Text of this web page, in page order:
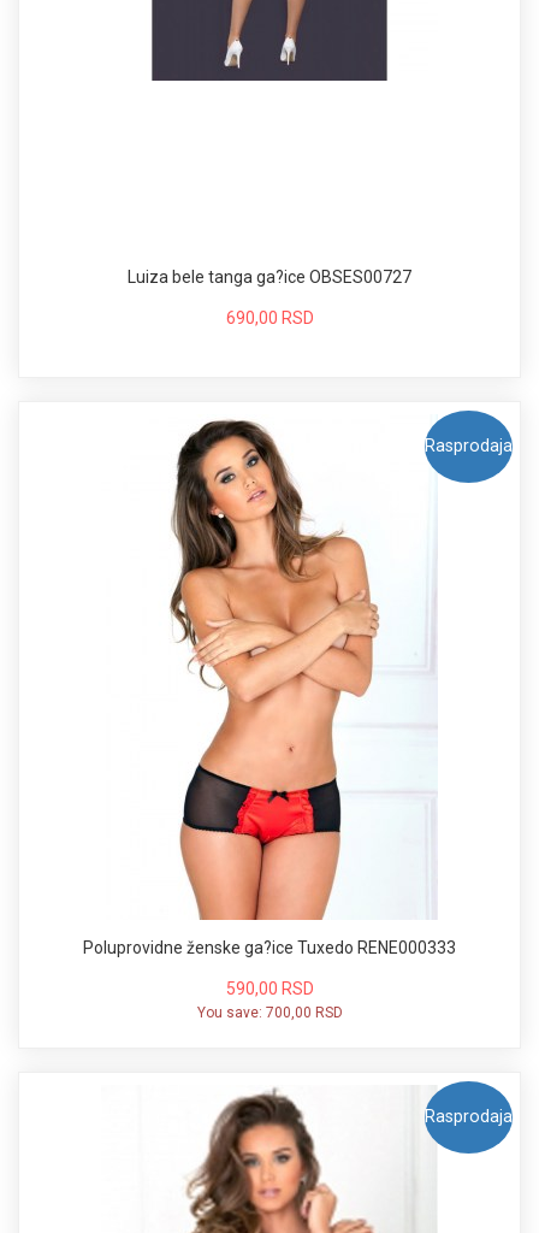
Luiza bele tanga ga?ice OBSES00727
690,00 RSD
Rasprodaja
Poluprovidne ženske ga?ice Tuxedo RENE000333
590,00 RSD
You save: 700,00 RSD
Rasprodaja